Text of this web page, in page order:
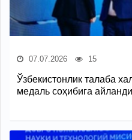
07.07.2026 15
Ўзбекистонлик талаба
медаль соҳибига айланди